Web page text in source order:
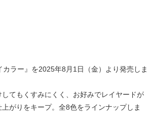
ラー』を2025年8月1日（金）より発売しま
てもくすみにくく、お好みでレイヤードが
がりをキープ。全8色をラインナップしま